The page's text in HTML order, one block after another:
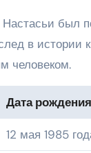
был
в истории
человеком.
Дата рождения
12 мая 1985